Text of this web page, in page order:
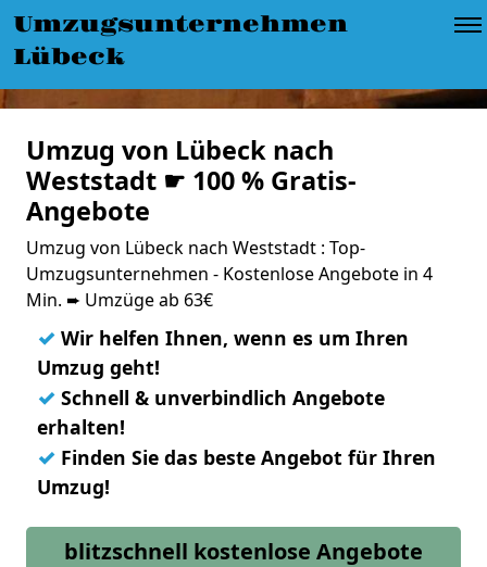
Umzugsunternehmen
Lübeck
Umzug von Lübeck nach
Weststadt ☛ 100 % Gratis-
Angebote
Umzug von Lübeck nach Weststadt : Top-
Umzugsunternehmen - Kostenlose Angebote in 4
Min. ➨ Umzüge ab 63€
✓ Wir helfen Ihnen, wenn es um Ihren
Umzug geht!
✓ Schnell & unverbindlich Angebote
erhalten!
✓ Finden Sie das beste Angebot für Ihren
Umzug!
blitzschnell kostenlose Angebote